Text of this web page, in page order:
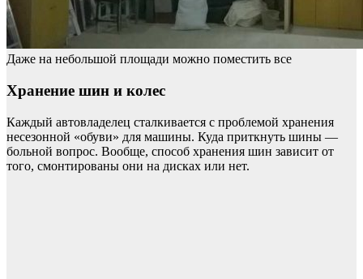
Даже на небольшой площади можно поместить все
Хранение шин и колес
Каждый автовладелец сталкивается с проблемой хранения
несезонной «обуви» для машины. Куда приткнуть шины —
больной вопрос. Вообще, способ хранения шин зависит от
того, смонтированы они на дисках или нет.